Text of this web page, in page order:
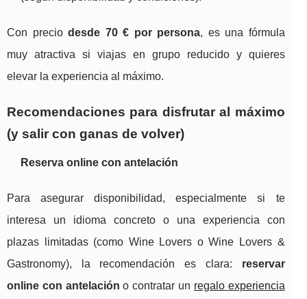
Con preciodesde 70 € por persona, es una fórmula
muy atractiva si viajas en grupo reducido y quieres
elevar la experiencia al máximo.
Recomendaciones para disfrutar al máximo
(y salir con ganas de volver)
Reserva online con antelación
Para asegurar disponibilidad, especialmente si te
interesa un idioma concreto o una experiencia con
plazas limitadas (como Wine Lovers o Wine Lovers &
Gastronomy), la recomendación es clara: reservar
online con antelación o contratar un regalo experiencia